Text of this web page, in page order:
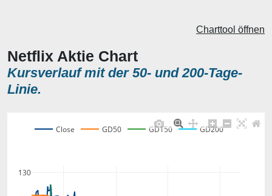
Netflix Aktie Chart
Kursverlauf mit der 50- und 200-Tage-
Linie.
Charttool öffnen
130
Close GD50 GD150 GD200